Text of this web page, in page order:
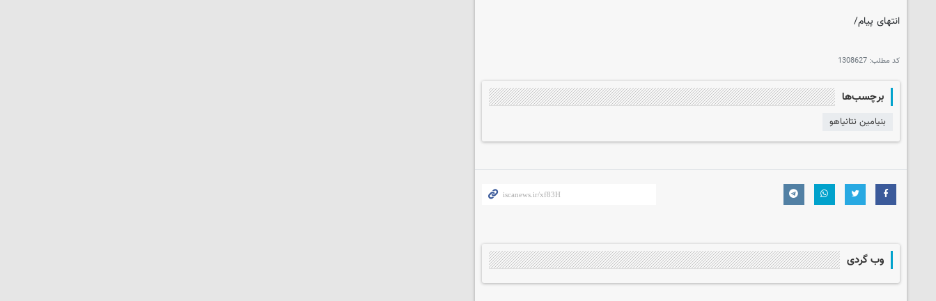
انتهای پیام/
کد مطلب: 1308627
برچسب‌ها
بنیامین نتانیاهو
وب گردی